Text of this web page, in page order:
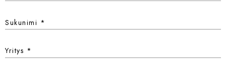
Sukunimi *
Yritys *